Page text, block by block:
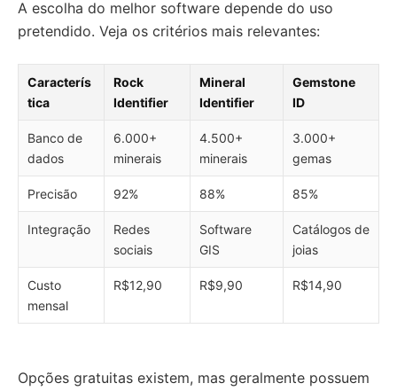
A escolha do melhor software depende do uso
pretendido. Veja os critérios mais relevantes:
Caracterís
tica
Rock
Identifier
Mineral
Identifier
Gemstone
ID
Banco de
dados
6.000+
minerais
4.500+
minerais
3.000+
gemas
Precisão 92% 88% 85%
Integração
Redes
sociais
Software
GIS
Catálogos de
joias
Custo
mensal
R$12,90 R$9,90 R$14,90
Opções gratuitas existem, mas geralmente possuem